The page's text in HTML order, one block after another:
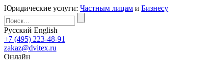
Юридические услуги: Частным лицам и Бизнесу
Русский English
+7 (495) 223-48-91
zakaz@dvitex.ru
Онлайн